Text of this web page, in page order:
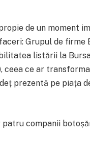
de un moment
Grupul de
listării la
ceea ce ar
prezentă pe piața
patru companii